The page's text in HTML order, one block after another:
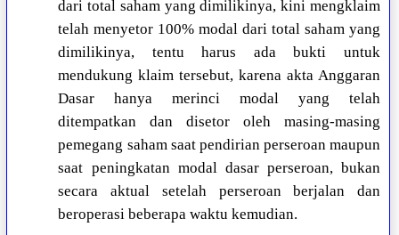
dari total saham yang dimilikinya, kini mengklaim
telah menyetor 100% modal dari total saham yang
dimilikinya, tentu harus ada bukti untuk
mendukung klaim tersebut, karena akta Anggaran
Dasar hanya merinci modal yang telah
ditempatkan dan disetor oleh masing-masing
pemegang saham saat pendirian perseroan maupun
saat peningkatan modal dasar perseroan, bukan
secara aktual setelah perseroan berjalan dan
beroperasi beberapa waktu kemudian.